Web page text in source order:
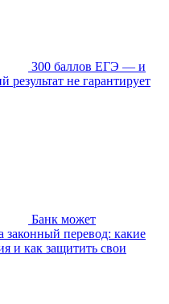
300 баллов ЕГЭ — и
не гарантирует
Банк может
законный перевод: какие
и как защитить свои